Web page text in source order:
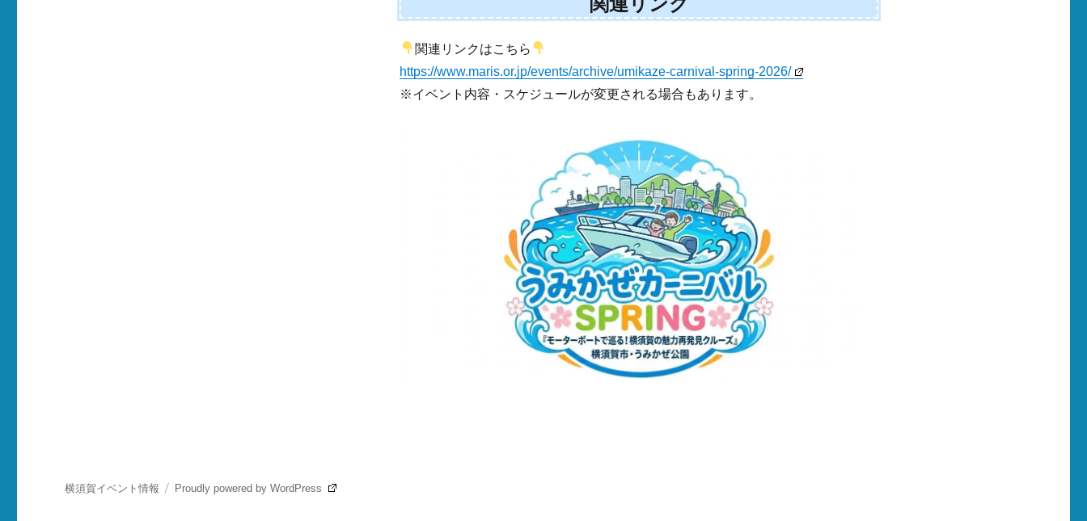
関連リンクはこちら
https://www.maris.or.jp/events/archive/umikaze-carnival-spring-2026/
※イベント内容・スケジュールが変更される場合もあります。
横須賀イベント情報 Proudly powered by WordPress